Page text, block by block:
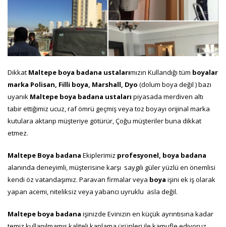
Dikkat Maltepe boya badana ustalarımızın Kullandığı tüm boyalar
marka Polisan, Filli boya, Marshall, Dyo (dolum boya değil ) bazı
uyanık Maltepe boya badana ustaları piyasada merdiven altı
tabir ettiğimiz ucuz, raf ömrü geçmiş veya toz boyayı orijinal marka
kutulara aktarıp müşteriye götürür, Çoğu müşteriler buna dikkat
etmez.
Maltepe Boya badana Ekiplerimiz profesyonel, boya badana
alanında deneyimli, müşterisine karşı saygılı güler yüzlü en önemlisi
kendi öz vatandaşımız. Paravan firmalar veya boya işini ek iş olarak
yapan acemi, niteliksiz veya yabancı uyruklu asla değil.
Maltepe boya badana işinizde Evinizin en küçük ayrıntısına kadar